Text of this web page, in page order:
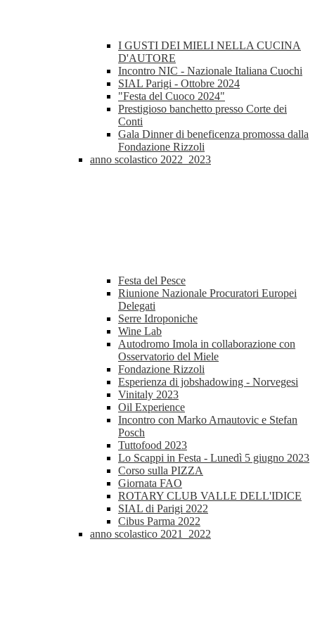
I GUSTI DEI MIELI NELLA CUCINA
D'AUTORE
Incontro NIC - Nazionale Italiana Cuochi
SIAL Parigi - Ottobre 2024
"Festa del Cuoco 2024"
Prestigioso banchetto presso Corte dei
Conti
Gala Dinner di beneficenza promossa dalla
Fondazione Rizzoli
anno scolastico 2022_2023
Festa del Pesce
Riunione Nazionale Procuratori Europei
Delegati
Serre Idroponiche
Wine Lab
Autodromo Imola in collaborazione con
Osservatorio del Miele
Fondazione Rizzoli
Esperienza di jobshadowing - Norvegesi
Vinitaly 2023
Oil Experience
Incontro con Marko Arnautovic e Stefan
Posch
Tuttofood 2023
Lo Scappi in Festa - Lunedì 5 giugno 2023
Corso sulla PIZZA
Giornata FAO
ROTARY CLUB VALLE DELL'IDICE
SIAL di Parigi 2022
Cibus Parma 2022
anno scolastico 2021_2022